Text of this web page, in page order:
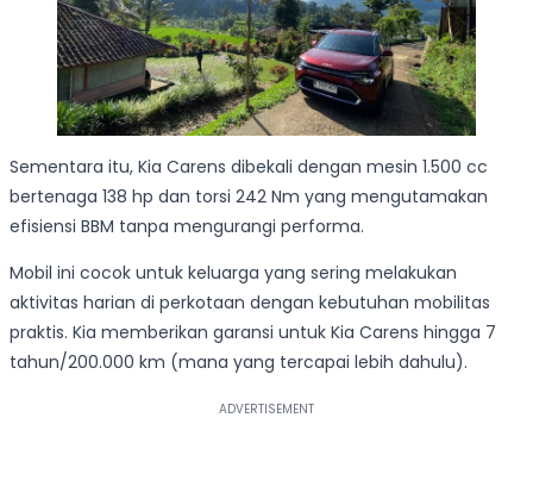
Sementara itu, Kia Carens dibekali dengan mesin 1.500 cc
bertenaga 138 hp dan torsi 242 Nm yang mengutamakan
efisiensi BBM tanpa mengurangi performa.
Mobil ini cocok untuk keluarga yang sering melakukan
aktivitas harian di perkotaan dengan kebutuhan mobilitas
praktis. Kia memberikan garansi untuk Kia Carens hingga 7
tahun/200.000 km (mana yang tercapai lebih dahulu).